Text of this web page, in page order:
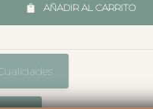
AÑADIR AL CARRITO